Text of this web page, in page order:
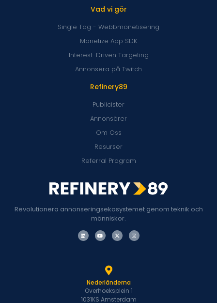
Revolutionera annonseringsekosystemet genom teknik och
människor.
Refinery89
Publicister
Annonsörer
Om Oss
Resurser
Referral Program
Vad vi gör
Single Tag - Webbmonetisering
Monetize App SDK
Interest-Driven Targeting
Annonsera på Twitch
Nederländerna
Overhoeksplein 1
1031KS Amsterdam